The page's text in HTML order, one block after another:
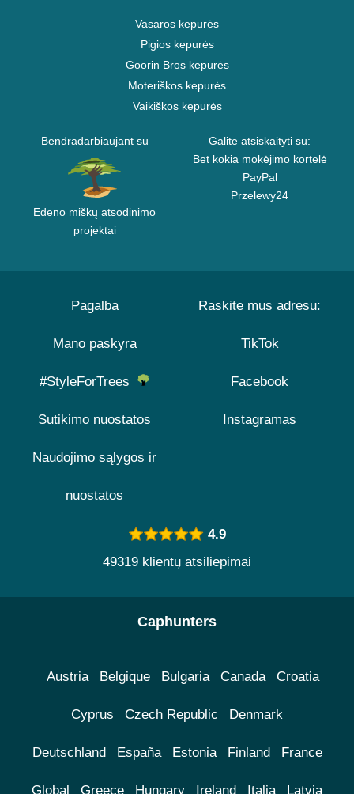
Vasaros kepurės
Pigios kepurės
Goorin Bros kepurės
Moteriškos kepurės
Vaikiškos kepurės
Bendradarbiaujant su
Edeno miškų atsodinimo
projektai
Galite atsiskaityti su:
Bet kokia mokėjimo kortelė
PayPal
Przelewy24
Pagalba
Mano paskyra
#StyleForTrees
Sutikimo nuostatos
Naudojimo sąlygos ir
nuostatos
Raskite mus adresu:
TikTok
Facebook
Instagramas
4.9
49319 klientų atsiliepimai
Caphunters
Austria Belgique Bulgaria Canada Croatia
Cyprus Czech Republic Denmark
Deutschland España Estonia Finland France
Global Greece Hungary Ireland Italia Latvia